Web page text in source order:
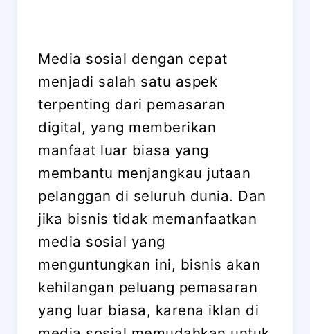
Media sosial dengan cepat
menjadi salah satu aspek
terpenting dari pemasaran
digital, yang memberikan
manfaat luar biasa yang
membantu menjangkau jutaan
pelanggan di seluruh dunia. Dan
jika bisnis tidak memanfaatkan
media sosial yang
menguntungkan ini, bisnis akan
kehilangan peluang pemasaran
yang luar biasa, karena iklan di